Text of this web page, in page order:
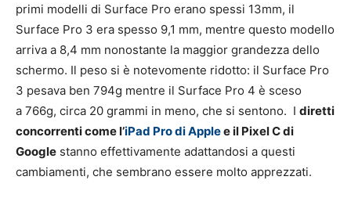
primi modelli di Surface Pro erano spessi 13mm, il
Surface Pro 3 era spesso 9,1 mm, mentre questo modello
arriva a 8,4 mm nonostante la maggior grandezza dello
schermo. Il peso si è notevomente ridotto: il Surface Pro
3 pesava ben 794g mentre il Surface Pro 4 è sceso
a 766g, circa 20 grammi in meno, che si sentono. I diretti
concorrenti come l’iPad Pro di Applee il Pixel C di
Google stanno effettivamente adattandosi a questi
cambiamenti, che sembrano essere molto apprezzati.